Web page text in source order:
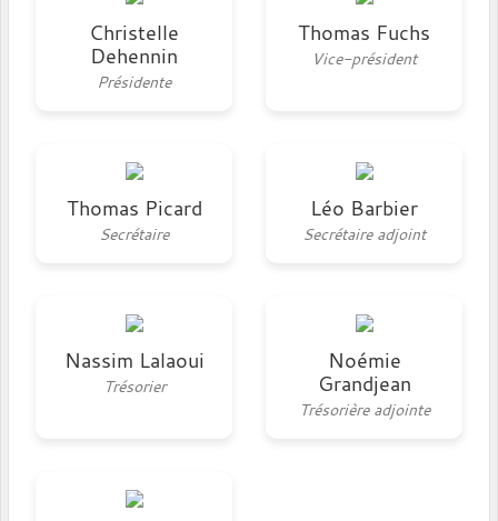
Christelle
Dehennin
Présidente
Thomas Fuchs
Vice-président
Thomas Picard
Secrétaire
Léo Barbier
Secrétaire adjoint
Nassim Lalaoui
Trésorier
Noémie
Grandjean
Trésorière adjointe